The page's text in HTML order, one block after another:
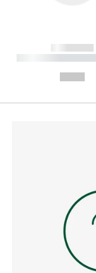
------------
-----------